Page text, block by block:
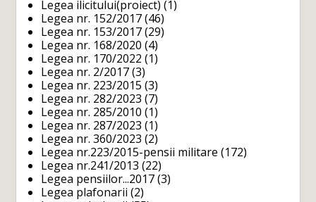
Legea ilicitului(proiect) (1)
Legea nr. 152/2017 (46)
Legea nr. 153/2017 (29)
Legea nr. 168/2020 (4)
Legea nr. 170/2022 (1)
Legea nr. 2/2017 (3)
Legea nr. 223/2015 (3)
Legea nr. 282/2023 (7)
Legea nr. 285/2010 (1)
Legea nr. 287/2023 (1)
Legea nr. 360/2023 (2)
Legea nr.223/2015-pensii militare (172)
Legea nr.241/2013 (22)
Legea pensiilor...2017 (3)
Legea plafonarii (2)